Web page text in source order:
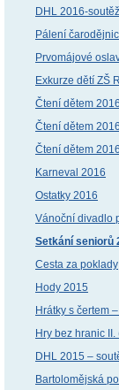
DHL 2016-
Pálení
Prvomájové
Exkurze dětí ZŠ
Čtení dětem
Čtení dětem
Čtení dětem
Karneval 2016
Ostatky 2016
Vánoční divadlo
Setkání seniorů
Cesta za poklady
Hody 2015
Hrátky s čertem
Hry bez hranic
DHL 2015 –
Bartolomějská